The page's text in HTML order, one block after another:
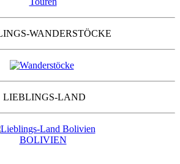
WANDERSTÖCKE
LIEBLINGS-LAND
BOLIVIEN